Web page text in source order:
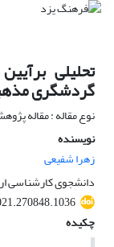
تحلیلی
گردشگری
نوع مقاله : مقاله
نویسنده
زهرا شفیعی
دانشجوی کارشناسی
چکیده